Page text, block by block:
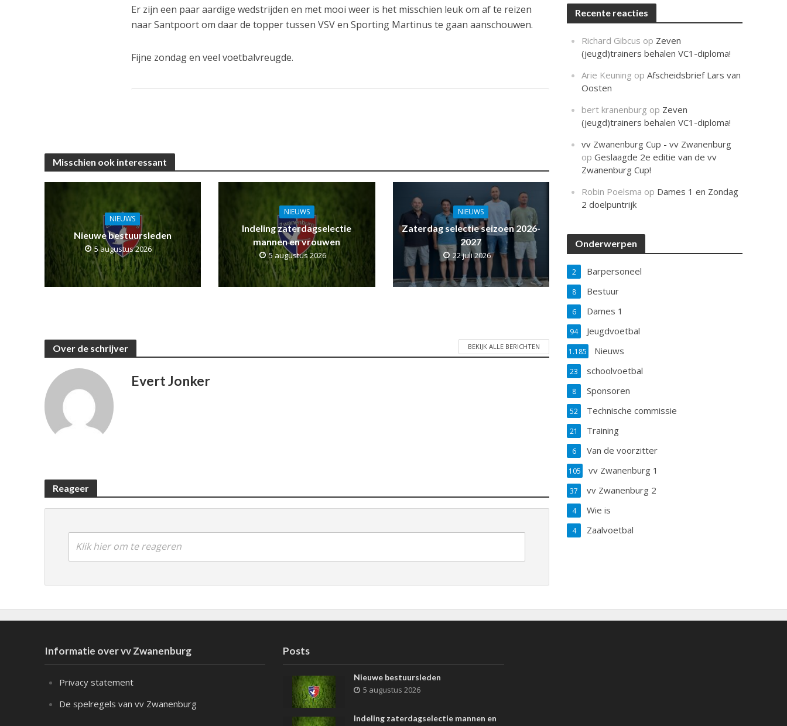
Er zijn een paar aardige wedstrijden en met mooi weer is het misschien leuk om af te reizen
naar Santpoort om daar de topper tussen VSV en Sporting Martinus te gaan aanschouwen.
Fijne zondag en veel voetbalvreugde.
Misschien ook interessant
NIEUWS
Nieuwe bestuursleden
5 augustus 2026
NIEUWS
Indeling zaterdagselectie
mannen en vrouwen
5 augustus 2026
NIEUWS
Zaterdag selectie seizoen 2026-
2027
22 juli 2026
Over de schrijver BEKIJK ALLE BERICHTEN
Evert Jonker
Reageer
Klik hier om te reageren
Recente reacties
Richard Gibcus op Zeven
(jeugd)trainers behalen VC1-diploma!
Arie Keuning opAfscheidsbrief Lars van
Oosten
bert kranenburg op Zeven
(jeugd)trainers behalen VC1-diploma!
vv Zwanenburg Cup - vv Zwanenburg
opGeslaagde 2e editie van de vv
Zwanenburg Cup!
Robin Poelsma op Dames 1 en Zondag
2 doelpuntrijk
Onderwerpen
Barpersoneel
2
Bestuur
8
Dames 1
6
Jeugdvoetbal
94
Nieuws
1.185
schoolvoetbal
23
Sponsoren
8
Technische commissie
52
Training
21
Van de voorzitter
6
vv Zwanenburg 1
105
vv Zwanenburg 2
37
Wie is
4
Zaalvoetbal
4
Informatie over vv Zwanenburg
Privacy statement
De spelregels van vv Zwanenburg
Posts
Nieuwe bestuursleden
5 augustus 2026
Indeling zaterdagselectie mannen en